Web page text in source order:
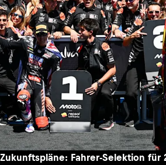
Zukunftspläne: Fahrer-Selektion für